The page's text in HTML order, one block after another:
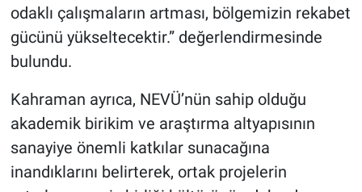
odaklı çalışmaların artması, bölgemizin rekabet
gücünü yükseltecektir.” değerlendirmesinde
bulundu.
Kahraman ayrıca, NEVÜ’nün sahip olduğu
akademik birikim ve araştırma altyapısının
sanayiye önemli katkılar sunacağına
inandıklarını belirterek, ortak projelerin